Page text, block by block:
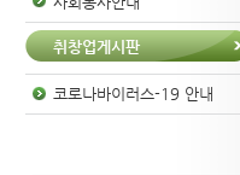
취창업게시판
코로나바이러스-19 안내